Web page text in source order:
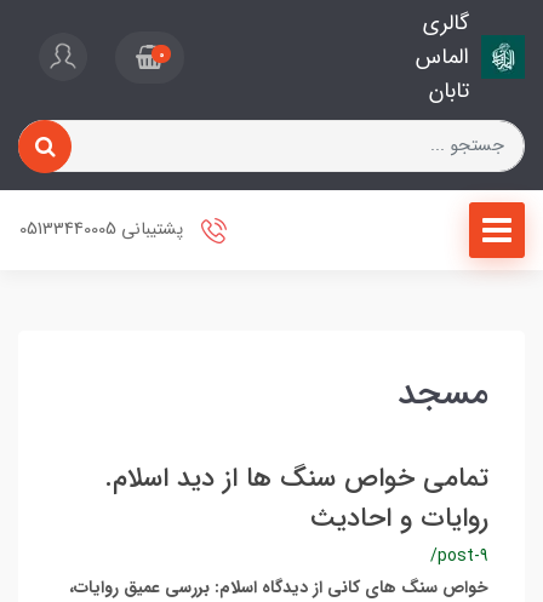
گالری
الماس
تابان
0
پشتیبانی 05133440005
مسجد
تمامی خواص سنگ ها از دید اسلام.
روایات و احادیث
/post-9
خواص سنگ های کانی از دیدگاه اسلام: بررسی عمیق روایات،